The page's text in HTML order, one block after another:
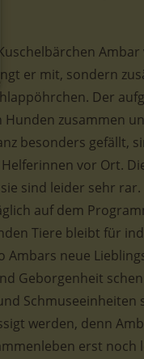
er mit, sondern
Der
zusammen
besonders gefällt,
vor Ort.
sind leider sehr
auf dem
Tiere bleibt für
Ambars neue
Geborgenheit
Schmuseeinheiten
werden, denn
erst noch